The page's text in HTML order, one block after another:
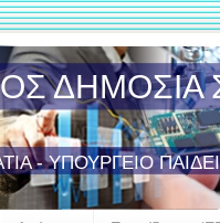
- ΥΠΟΥΡΓΕΙΟ